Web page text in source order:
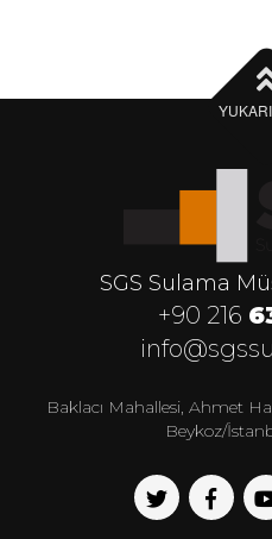
SGS Sulama
+90 216
Baklacı Mahallesi, Ahmet
Beykoz/